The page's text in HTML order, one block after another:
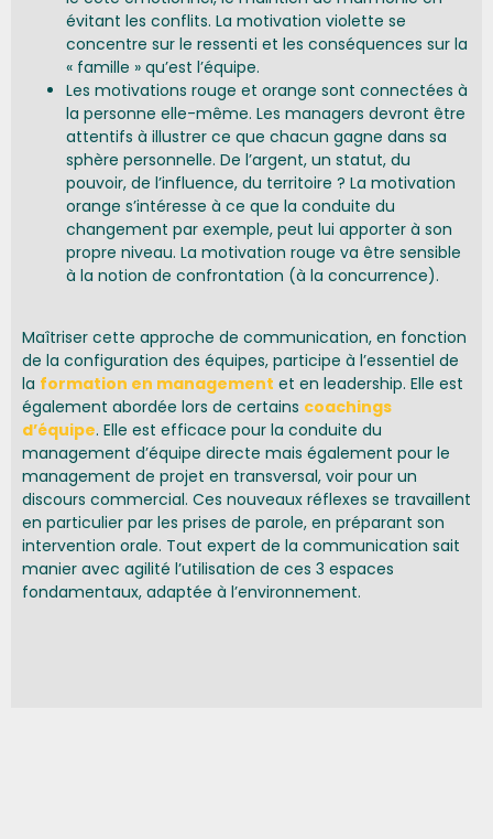
évitant les conflits. La motivation violette se
concentre sur le ressenti et les conséquences sur la
« famille » qu’est l’équipe.
Les motivations rouge et orange sont connectées à
la personne elle-même. Les managers devront être
attentifs à illustrer ce que chacun gagne dans sa
sphère personnelle. De l’argent, un statut, du
pouvoir, de l’influence, du territoire ? La motivation
orange s’intéresse à ce que la conduite du
changement par exemple, peut lui apporter à son
propre niveau. La motivation rouge va être sensible
à la notion de confrontation (à la concurrence).
Maîtriser cette approche de communication, en fonction
de la configuration des équipes, participe à l’essentiel de
la formation en management et en leadership. Elle est
également abordée lors de certains coachings
d’équipe. Elle est efficace pour la conduite du
management d’équipe directe mais également pour le
management de projet en transversal, voir pour un
discours commercial. Ces nouveaux réflexes se travaillent
en particulier par les prises de parole, en préparant son
intervention orale. Tout expert de la communication sait
manier avec agilité l’utilisation de ces 3 espaces
fondamentaux, adaptée à l’environnement.